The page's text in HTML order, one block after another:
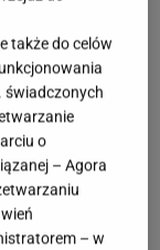
-
ją zobaczyć
się
swoich
domu", a
Alter Artu,
także do celów
świadczonych
o
– Agora
– w